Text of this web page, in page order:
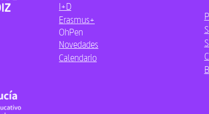
I+D
Erasmus+
OhPen
Novedades
Calendario